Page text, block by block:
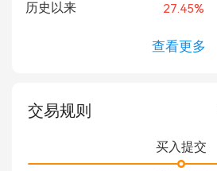
历史以来 27.45%
查看更多
交易规则
买入提交